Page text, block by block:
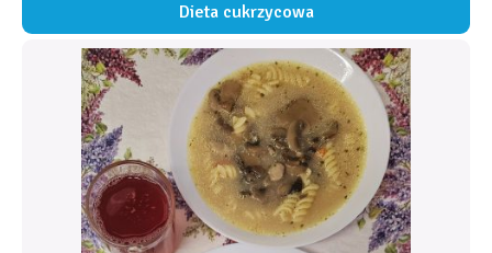
Dieta cukrzycowa